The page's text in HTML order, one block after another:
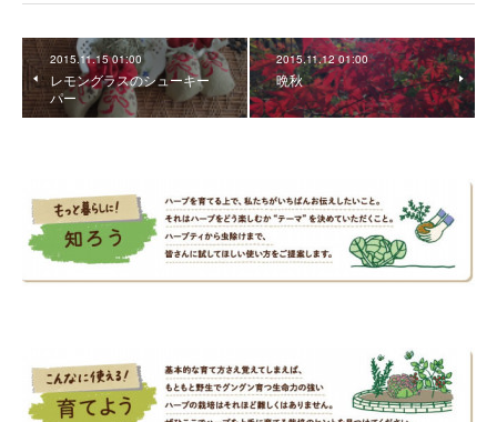
2015.11.15 01:00
レモングラスのシューキー
パー
2015.11.12 01:00
晩秋